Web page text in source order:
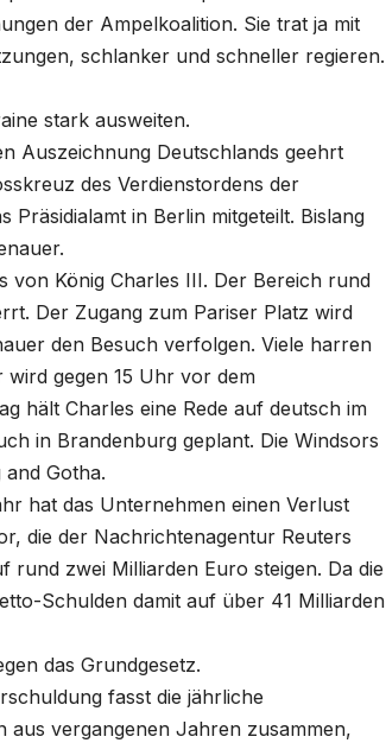
der Ampelkoalition. Sie trat ja mit
schlanker und schneller regieren.
stark ausweiten.
Auszeichnung Deutschlands geehrt
des Verdienstordens der
in Berlin mitgeteilt. Bislang
von König Charles III. Der Bereich rund
Der Zugang zum Pariser Platz wird
den Besuch verfolgen. Viele harren
gegen 15 Uhr vor dem
hält Charles eine Rede auf deutsch im
in Brandenburg geplant. Die Windsors
Gotha.
hat das Unternehmen einen Verlust
die der Nachrichtenagentur Reuters
zwei Milliarden Euro steigen. Da die
Schulden damit auf über 41 Milliarden
das Grundgesetz.
fasst die jährliche
vergangenen Jahren zusammen,